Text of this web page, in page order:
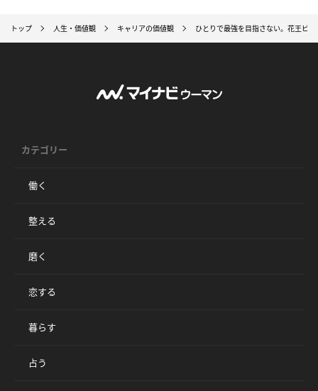
トップ 人生・価値観 キャリアの価値観 ひとりで最強を目指さない。花王ビ
カテゴリー
働く
整える
磨く
恋する
暮らす
占う